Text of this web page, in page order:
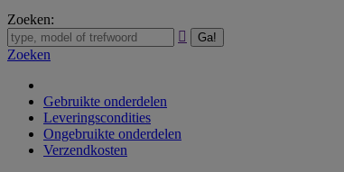
Zoeken:
Zoeken
Gebruikte onderdelen
Leveringscondities
Ongebruikte onderdelen
Verzendkosten